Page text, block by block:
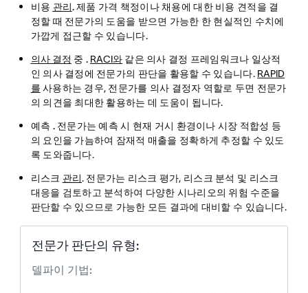
비용 관리.제품 가격 책정이나 채용에 대한 비용 견적을 결
정할 때 전문가의 도움을 받으면 가능한 한 현실적인 수치에
가깝게 접근할 수 있습니다.
의사 결정 중 . RACI와 같은 의사 결정 프레임워크나 일상적
인 의사 결정에 전문가의 판단을 활용할 수 있습니다. RAPID
를 사용하는 경우, 전문가를 의사 결정자 역할로 두면 전문가
의 의견을 최대한 활용하는 데 도움이 됩니다.
예측 .전문가는 예측 시 현재 거시 환경이나 시장 적합성 등
의 요인을 가늠하여 잠재적 매출을 정확하게 추정할 수 있도
록 도와줍니다.
리스크 관리. 전문가는 리스크 평가, 리스크 분석 및 리스크
대응을 검토하고 분석하여 다양한 시나리오의 위험 수준을
판단할 수 있으므로 가능한 모든 결과에 대비할 수 있습니다.
전문가 판단의 유형:
델파이 기법: